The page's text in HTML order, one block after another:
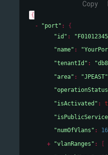
Copy
{
"port" : {
"id" :
"name" :
"tenantId" :
"area" : "JPEAST"
"isActivated" :
"numOfVlans" : 16
"vlanRanges" :